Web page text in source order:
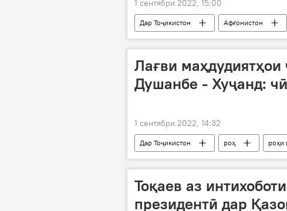
1 сентябри 2022, 15:00
Дар Тоҷикистон Афғонистон
бозгардонӣ
вазири дифоъ
Лағви
Душанбе - Хуҷанд:
1 сентябри 2022, 14:32
Дар Тоҷикистон роҳ роҳи
Тоқаев аз
президентӣ дар